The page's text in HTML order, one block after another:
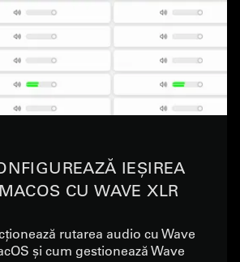
IEȘIREA
CU WAVE XLR
rutarea audio cu Wave
și cum gestionează Wave